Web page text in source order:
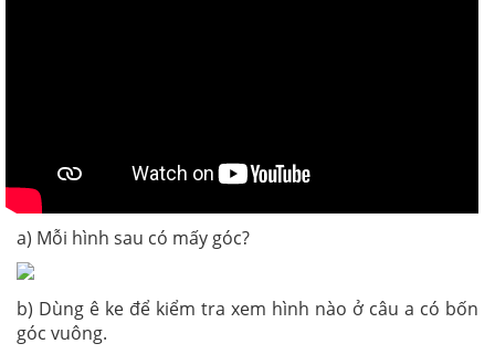
a) Mỗi hình sau có mấy góc?
b) Dùng ê ke để kiểm tra xem hình nào ở câu a có bốn
góc vuông.